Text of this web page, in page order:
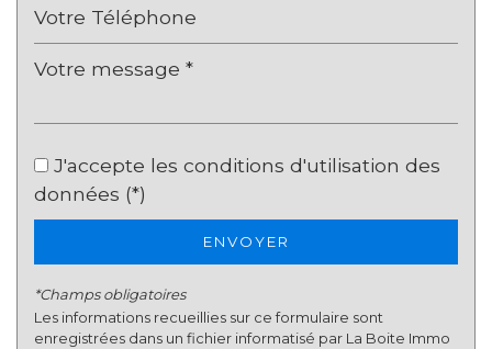
Familles avec 1 ou 2 enfants
Maisons
J'accepte les conditions d'utilisation des
données (*)
ENVOYER
*Champs obligatoires
Les informations recueillies sur ce formulaire sont
enregistrées dans un fichier informatisé par La Boite Immo